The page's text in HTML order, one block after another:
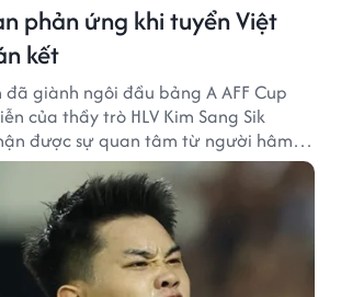
phản ứng khi tuyển Việt
kết
đã giành ngôi đầu bảng A AFF Cup
của thầy trò HLV Kim Sang Sik
được sự quan tâm từ người hâm